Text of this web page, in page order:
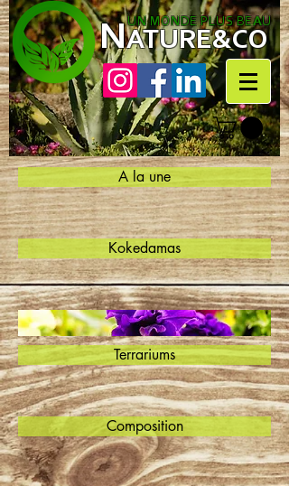
NATURE&CO
UN MONDE PLUS BEAU
A la une
Kokedamas
Terrariums
Composition